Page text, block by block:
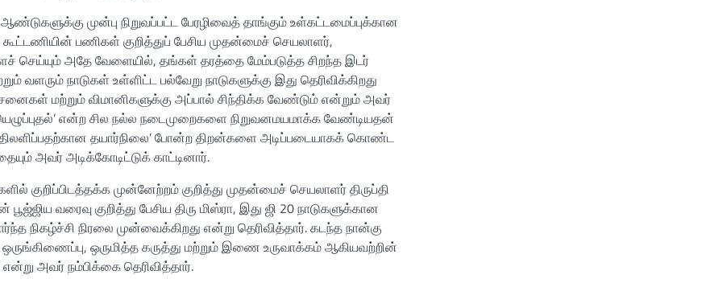
முன்பு நிறுவப்பட்ட பேரழிவைத் தாங்கும் உள்கட்டமைப்புக்கான
பணிகள் குறித்துப் பேசிய முதன்மைச் செயலாளர்,
செய்யும் அதே வேளையில், தங்கள் தரத்தை மேம்படுத்த சிறந்த இடர்
வளரும் நாடுகள் உள்ளிட்ட பல்வேறு நாடுகளுக்கு இது தெரிவிக்கிறது
மற்றும் விமானிகளுக்கு அப்பால் சிந்திக்க வேண்டும் என்றும் அவர்
என்ற சில நல்ல நடைமுறைகளை நிறுவனமயமாக்க வேண்டியதன்
தயார்நிலை’ போன்ற திறன்களை அடிப்படையாகக் கொண்ட
அவர் அடிக்கோடிட்டுக் காட்டினார்.
குறிப்பிடத்தக்க முன்னேற்றம் குறித்து முதன்மைச் செயலாளர் திருப்தி
வரைவு குறித்து பேசிய திரு மிஸ்ரா, இது ஜி 20 நாடுகளுக்கான
நிகழ்ச்சி நிரலை முன்வைக்கிறது என்று தெரிவித்தார். கடந்த நான்கு
ஒருமித்த கருத்து மற்றும் இணை உருவாக்கம் ஆகியவற்றின்
அவர் நம்பிக்கை தெரிவித்தார்.